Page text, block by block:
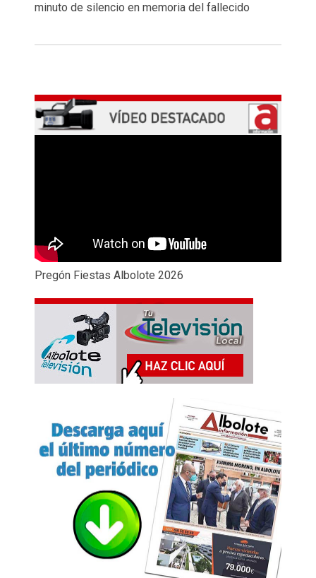
minuto de silencio en memoria del fallecido
Pregón Fiestas Albolote 2026